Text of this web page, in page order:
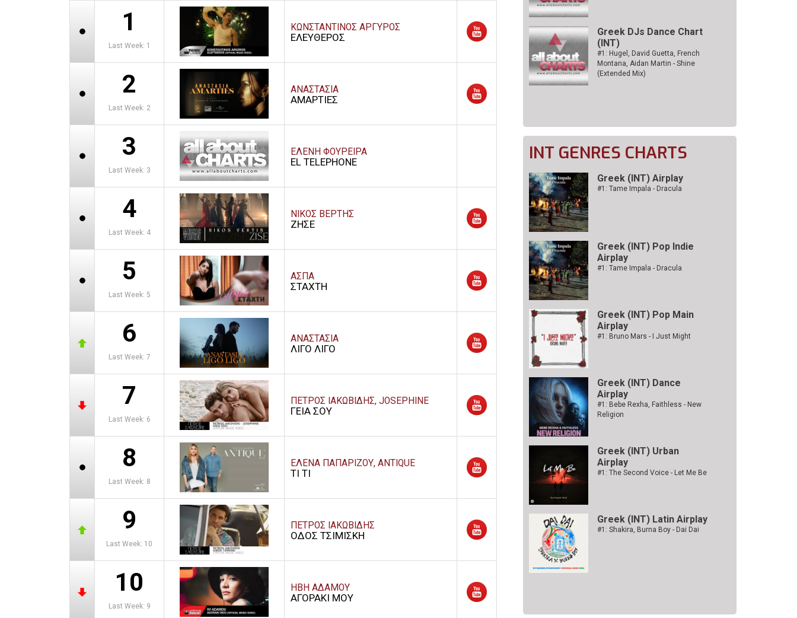
1
Last Week: 1
ΚΩΝΣΤΑΝΤΙΝΟΣ ΑΡΓΥΡΟΣ
ΕΛΕΥΘΕΡΟΣ
2
Last Week: 2
ΑΝΑΣΤΑΣΙΑ
ΑΜΑΡΤΙΕΣ
3
Last Week: 3
ΕΛΕΝΗ ΦΟΥΡΕΙΡΑ
EL TELEPHONE
4
Last Week: 4
ΝΙΚΟΣ ΒΕΡΤΗΣ
ΖΗΣΕ
5
Last Week: 5
ΑΣΠΑ
ΣΤΑΧΤΗ
6
Last Week: 7
ΑΝΑΣΤΑΣΙΑ
ΛΙΓΟ ΛΙΓΟ
7
Last Week: 6
ΠΕΤΡΟΣ ΙΑΚΩΒΙΔΗΣ, JOSEPHINE
ΓΕΙΑ ΣΟΥ
8
Last Week: 8
ΕΛΕΝΑ ΠΑΠΑΡΙΖΟΥ, ANTIQUE
ΤΙ ΤΙ
9
Last Week: 10
ΠΕΤΡΟΣ ΙΑΚΩΒΙΔΗΣ
ΟΔΟΣ ΤΣΙΜΙΣΚΗ
10
Last Week: 9
ΗΒΗ ΑΔΑΜΟΥ
ΑΓΟΡΑΚΙ ΜΟΥ
Greek DJs Dance Chart
(ΙΝΤ)
#1: Hugel, David Guetta, French
Montana, Aidan Martin - Shine
(Extended Mix)
INT GENRES CHARTS
Greek (INT) Airplay
#1: Tame Impala - Dracula
Greek (INT) Pop Indie
Airplay
#1: Tame Impala - Dracula
Greek (INT) Pop Main
Airplay
#1: Bruno Mars - I Just Might
Greek (INT) Dance
Airplay
#1: Bebe Rexha, Faithless - New
Religion
Greek (INT) Urban
Airplay
#1: The Second Voice - Let Me Be
Greek (INT) Latin Airplay
#1: Shakira, Burna Boy - Dai Dai